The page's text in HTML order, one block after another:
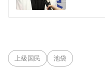
上級国民 池袋